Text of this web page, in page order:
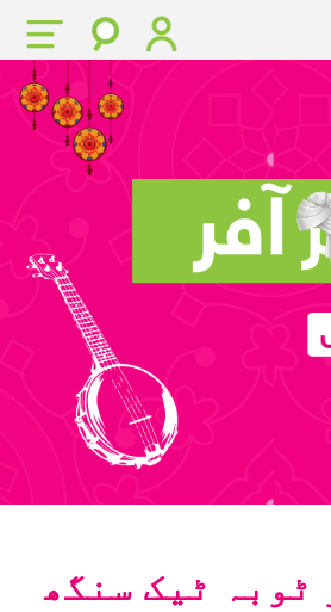
ٹوبہ ٹیک سنگھ